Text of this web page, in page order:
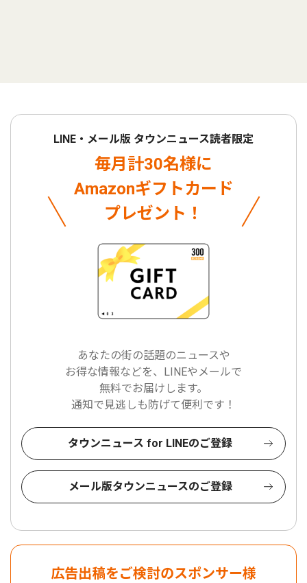
LINE・メール版 タウンニュース読者限定
毎月計30名様に
Amazonギフトカード
プレゼント！
あなたの街の話題のニュースや
お得な情報などを、LINEやメールで
無料でお届けします。
通知で見逃しも防げて便利です！
タウンニュース for LINEのご登録
メール版タウンニュースのご登録
広告出稿をご検討のスポンサー様